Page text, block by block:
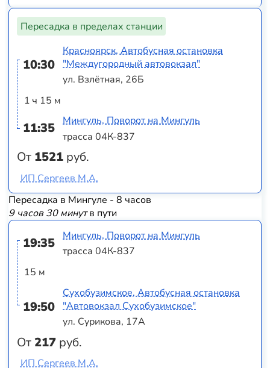
Пересадка в пределах станции
10:30
1 ч 15 м
11:35
От 1521 руб.
Красноярск, Автобусная остановка
"Междугородный автовокзал"
ул. Взлётная, 26Б
Мингуль, Поворот на Мингуль
трасса 04К-837
ИП Сергеев М.А.
Пересадка в Мингуле - 8 часов
9 часов 30 минутв пути
19:35
15 м
19:50
От217 руб.
Мингуль, Поворот на Мингуль
трасса 04К-837
Сухобузимское, Автобусная остановка
"Автовокзал Сухобузимское"
ул. Сурикова, 17А
ИП Сергеев М.А.